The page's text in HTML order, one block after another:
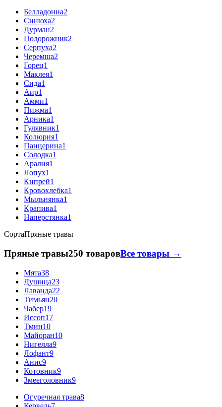
Белладонна2
Синюха2
Дурман2
Подорожник2
Серпуха2
Черемша2
Горец1
Маклея1
Сида1
Аир1
Амми1
Пижма1
Арника1
Гулявник1
Колюрия1
Панцерина1
Солодка1
Аралия1
Лопух1
Кипрей1
Кровохлебка1
Мыльнянка1
Крапива1
Наперстянка1
СортаПряные травы
Пряные травы250 товаровВсе товары →
Мята38
Душица23
Лаванда22
Тимьян20
Чабер19
Иссоп17
Тмин10
Майоран10
Нигелла9
Лофант9
Анис9
Котовник9
Змееголовник9
Огуречная трава8